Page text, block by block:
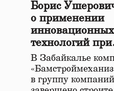
Борис
о применении
инновационных
технологий при
строительстве
в Забайкалье
В Забайкалье
в группу